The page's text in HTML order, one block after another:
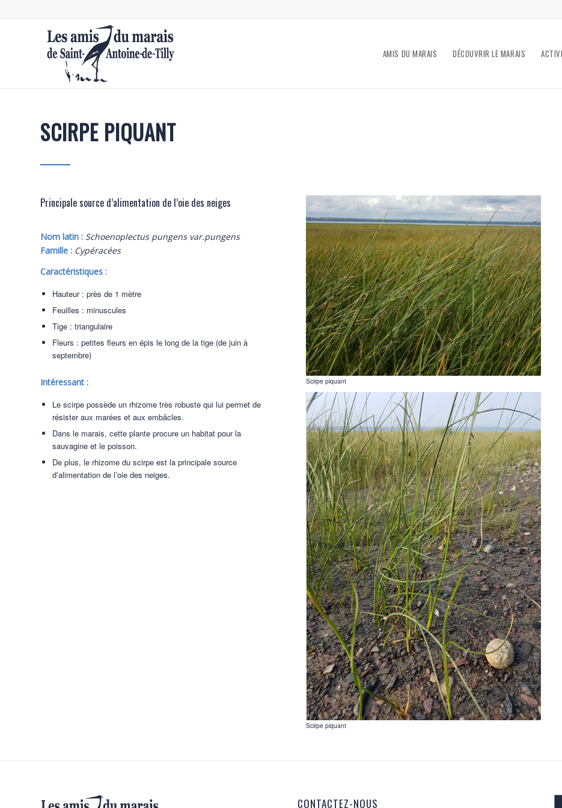
AMIS DU MARAIS DÉCOUVRIR LE MARAIS
SCIRPE PIQUANT
Principale source d’alimentation de l’oie des neiges
Nom latin : Schoenoplectus pungens var.pungens
Famille : Cypéracées
Caractéristiques :
Hauteur : près de 1 mètre
Feuilles : minuscules
Tige : triangulaire
Fleurs : petites fleurs en épis le long de la tige (de juin à
septembre)
Intéressant :
Le scirpe possède un rhizome très robuste qui lui permet de
résister aux marées et aux embâcles.
Dans le marais, cette plante procure un habitat pour la
sauvagine et le poisson.
De plus, le rhizome du scirpe est la principale source
d’alimentation de l’oie des neiges.
Scirpe piquant
Scirpe piquant
CONTACTEZ-NOUS